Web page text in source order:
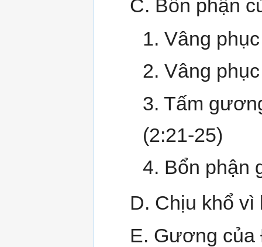
C. Bổn phận
1. Vâng
2. Vâng
3. Tấm
(2:21-25)
4. Bổn phận
D. Chịu khổ vì
E. Gương của